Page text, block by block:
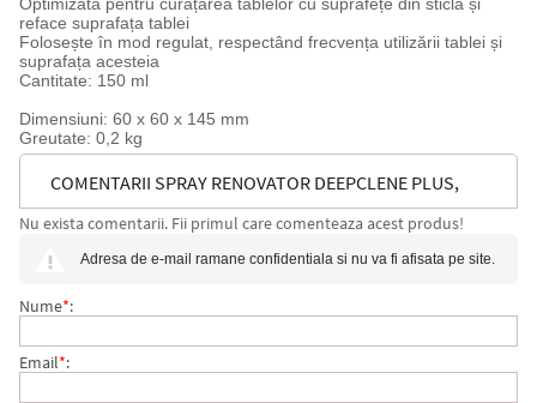
reface suprafața tablei
Folosește în mod regulat, respectând frecvența utilizării tablei și
suprafața acesteia
Cantitate: 150 ml
Dimensiuni: 60 x 60 x 145 mm
Greutate: 0,2 kg
COMENTARII SPRAY RENOVATOR DEEPCLENE PLUS,
SPUMA, PENTRU CURATARE TABLE SI FLIPCHARTURI,
Nu exista comentarii. Fii primul care comenteaza acest produs!
Adresa de e-mail ramane confidentiala si nu va fi afisata pe site.
Nume*:
Email*: